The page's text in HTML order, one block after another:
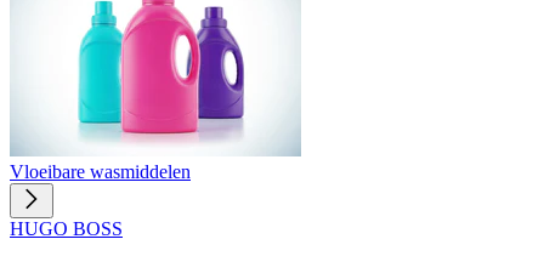
Vloeibare wasmiddelen
HUGO BOSS